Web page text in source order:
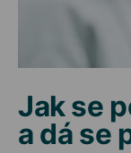
Jak se
a dá se